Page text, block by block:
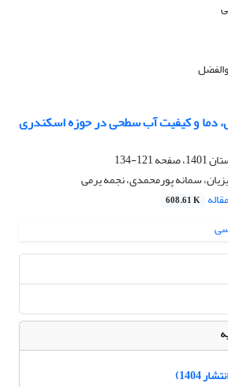
دما و کیفیت آب سطحی در حوزه اسکندری
121-134
سمانه پورمحمدی، نجمه یرمی
608.61 K